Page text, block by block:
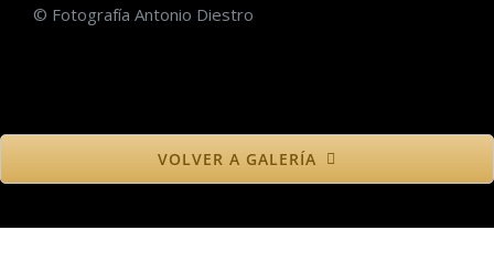
© Fotografía Antonio Diestro
VOLVER A GALERÍA